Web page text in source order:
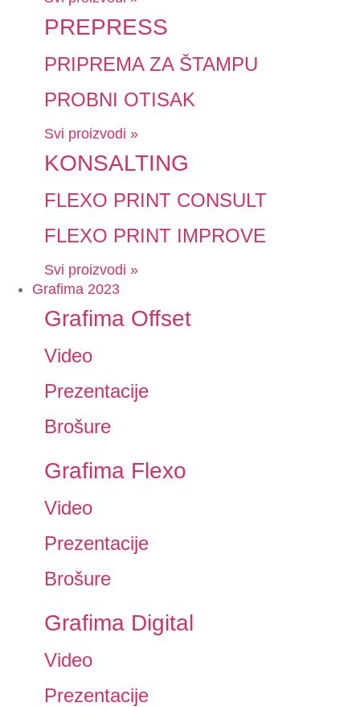
PREPRESS
PRIPREMA ZA ŠTAMPU
PROBNI OTISAK
Svi proizvodi »
KONSALTING
FLEXO PRINT CONSULT
FLEXO PRINT IMPROVE
Svi proizvodi »
Grafima 2023
Grafima Offset
Video
Prezentacije
Brošure
Grafima Flexo
Video
Prezentacije
Brošure
Grafima Digital
Video
Prezentacije